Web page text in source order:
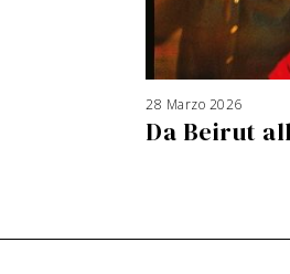
28 Marzo 2026
g
o
s
Da Beirut